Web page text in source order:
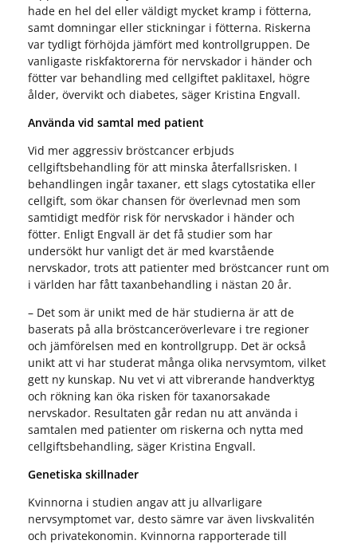
hade en hel del eller väldigt mycket kramp i fötterna,
samt domningar eller stickningar i fötterna. Riskerna
var tydligt förhöjda jämfört med kontrollgruppen. De
vanligaste riskfaktorerna för nervskador i händer och
fötter var behandling med cellgiftet paklitaxel, högre
ålder, övervikt och diabetes, säger Kristina Engvall.
Använda vid samtal med patient
Vid mer aggressiv bröstcancer erbjuds
cellgiftsbehandling för att minska återfallsrisken. I
behandlingen ingår taxaner, ett slags cytostatika eller
cellgift, som ökar chansen för överlevnad men som
samtidigt medför risk för nervskador i händer och
fötter. Enligt Engvall är det få studier som har
undersökt hur vanligt det är med kvarstående
nervskador, trots att patienter med bröstcancer runt om
i världen har fått taxanbehandling i nästan 20 år.
– Det som är unikt med de här studierna är att de
baserats på alla bröstcanceröverlevare i tre regioner
och jämförelsen med en kontrollgrupp. Det är också
unikt att vi har studerat många olika nervsymtom, vilket
gett ny kunskap. Nu vet vi att vibrerande handverktyg
och rökning kan öka risken för taxanorsakade
nervskador. Resultaten går redan nu att använda i
samtalen med patienter om riskerna och nytta med
cellgiftsbehandling, säger Kristina Engvall.
Genetiska skillnader
Kvinnorna i studien angav att ju allvarligare
nervsymptomet var, desto sämre var även livskvalitén
och privatekonomin. Kvinnorna rapporterade till